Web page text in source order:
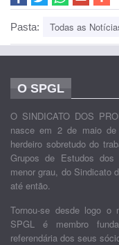
Pasta: Todas as
O SPGL
O SINDICATO DOS
nasce em 2 de maio
herdeiro sobretudo do
Grupos de Estudos dos
menor grau, do Sindicato
até então.
Tornou-se desde logo
SPGL é membro
referendária dos seus